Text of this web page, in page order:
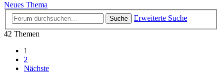
Neues Thema
Suche
Erweiterte Suche
42 Themen
1
2
Nächste